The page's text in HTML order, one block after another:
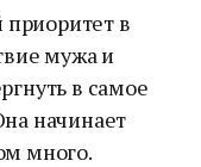
в
мужа и
в самое
начинает
много.